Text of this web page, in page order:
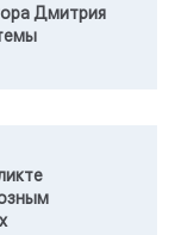
Дмитрия